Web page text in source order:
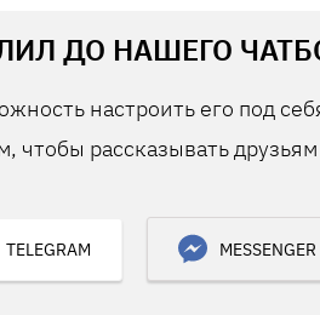
ДО НАШЕГО
настроить его под
чтобы рассказывать друзьям
TELEGRAM MESSENGER